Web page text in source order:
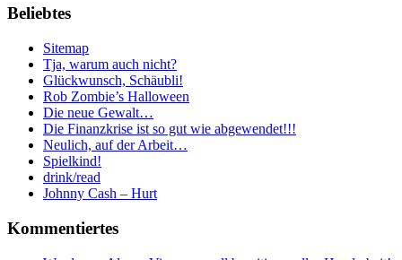
Beliebtes
Sitemap
Tja, warum auch nicht?
Glückwunsch, Schäubli!
Rob Zombie’s Halloween
Die neue Gewalt…
Die Finanzkrise ist so gut wie abgewendet!!!
Neulich, auf der Arbeit…
Spielkind!
drink/read
Johnny Cash – Hurt
Kommentiertes